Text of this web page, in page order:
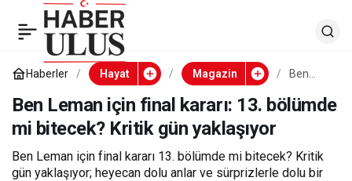
Haberler Hayat Magazin
Ben
için final
kararı:
e mi
bitecek?
Kritik
Ben Leman için final kararı: 13. bölümde
mi bitecek? Kritik gün yaklaşıyor
Ben Leman için final kararı 13. bölümde mi bitecek? Kritik
gün yaklaşıyor; heyecan dolu anlar ve sürprizlerle dolu bir
Ben Leman için final
kararı: 13. bölümde mi
bitecek? Kritik gün
yaklaşıyor